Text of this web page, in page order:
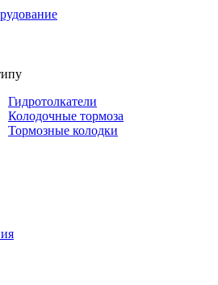
Гидротолкатели
Колодочные тормоза
Тормозные колодки